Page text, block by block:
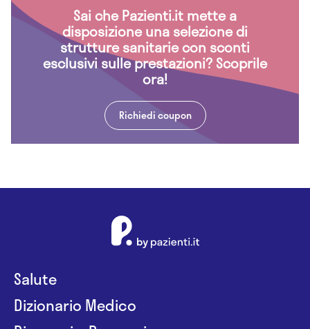
Sai che Pazienti.it mette a
disposizione una selezione di
strutture sanitarie con sconti
esclusivi sulle prestazioni? Scoprile
ora!
Richiedi coupon
Salute
Dizionario Medico